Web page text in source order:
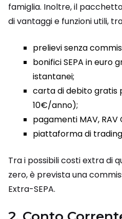
famiglia. Inoltre, il
di vantaggi e funzioni utili,
prelievi senza
bonifici SEPA in euro
istantanei;
carta di debito gratis
10€/anno);
pagamenti MAV, RAV
piattaforma di
Tra i possibili costi extra di
zero, è prevista una
Extra-SEPA.